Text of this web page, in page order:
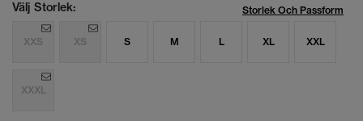
Välj Storlek: Storlek Och Passform
XXS XS S M L XL XXL
XXXL